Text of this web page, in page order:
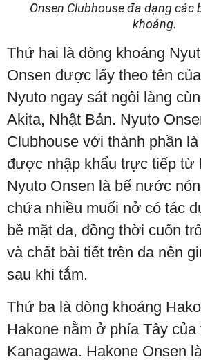
Onsen Clubhouse đa dạng các
khoáng.
Thứ hai là dòng khoáng
Onsen được lấy theo tên
Nyuto ngay sát ngôi làng
Akita, Nhật Bản. Nyuto
Clubhouse với thành phần
được nhập khẩu trực tiếp từ
Nyuto Onsen là bể nước
chứa nhiều muối nở có tác
bề mặt da, đồng thời cuốn
và chất bài tiết trên da nên
sau khi tắm.
Thứ ba là dòng khoáng
Hakone nằm ở phía Tây của
Kanagawa. Hakone Onsen